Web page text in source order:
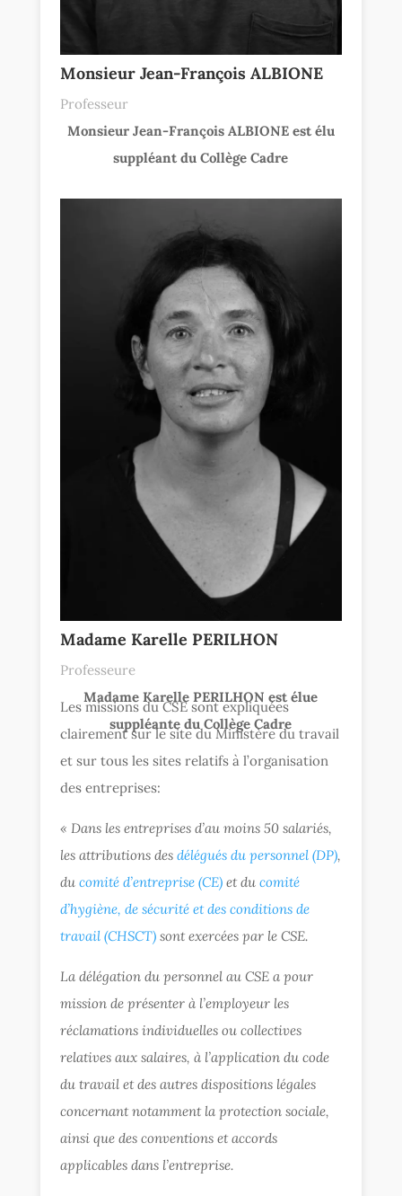
Monsieur Jean-François ALBIONE
Professeur
Monsieur Jean-François ALBIONE est élu
suppléant du Collège Cadre
Madame Karelle PERILHON
Professeure
Madame Karelle PERILHON est élue
suppléante du Collège Cadre
Les missions du CSE sont expliquées
clairement sur le site du Ministère du travail
et sur tous les sites relatifs à l’organisation
des entreprises:
« Dans les entreprises d’au moins 50 salariés,
les attributions desdélégués du personnel (DP),
ducomité d’entreprise (CE) et ducomité
d’hygiène, de sécurité et des conditions de
travail (CHSCT) sont exercées par le CSE.
La délégation du personnel au CSE a pour
mission de présenter à l’employeur les
réclamations individuelles ou collectives
relatives aux salaires, à l’application du code
du travail et des autres dispositions légales
concernant notamment la protection sociale,
ainsi que des conventions et accords
applicables dans l’entreprise.